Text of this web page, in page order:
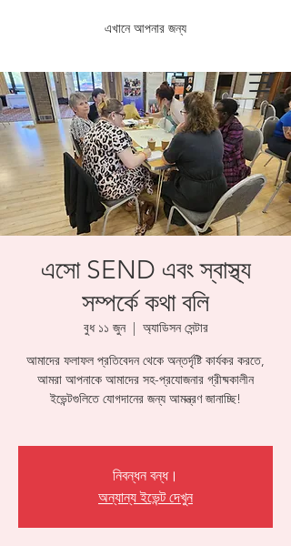
এখানে আপনার জন্য
এসো SEND এবং স্বাস্থ্য
সম্পর্কে কথা বলি
বুধ ১১ জুন
  |
অ্যাডিসন সেন্টার
আমাদের ফলাফল প্রতিবেদন থেকে অন্তর্দৃষ্টি কার্যকর করতে,
আমরা আপনাকে আমাদের সহ-প্রযোজনার গ্রীষ্মকালীন
ইভেন্টগুলিতে যোগদানের জন্য আমন্ত্রণ জানাচ্ছি!
নিবন্ধন বন্ধ।
অন্যান্য ইভেন্ট দেখুন